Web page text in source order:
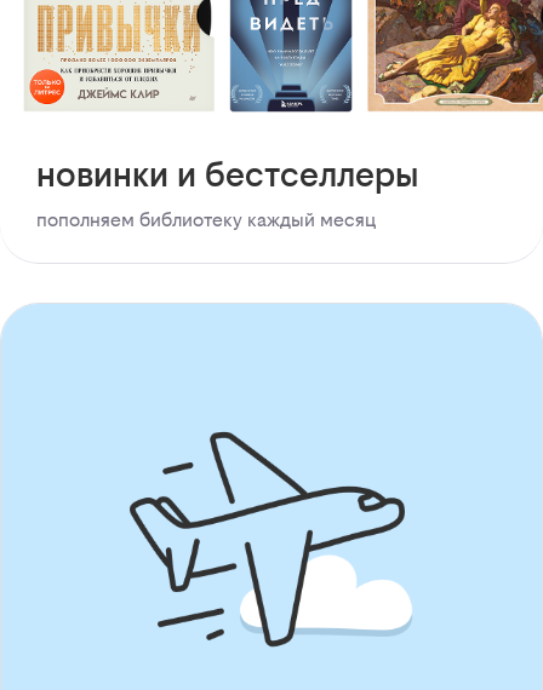
новинки и бестселлеры
пополняем библиотеку каждый месяц